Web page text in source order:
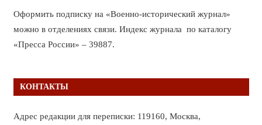
Оформить подписку на «Военно-исторический журнал»
можно в отделениях связи. Индекс журнала по каталогу
«Пресса России» – 39887.
КОНТАКТЫ
Адрес редакции для переписки: 119160, Москва,